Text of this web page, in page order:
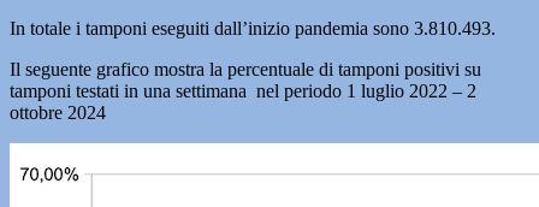
In totale i tamponi eseguiti dall’inizio pandemia sono 3.810.493.
Il seguente grafico mostra la percentuale di tamponi positivi su
tamponi testati in una settimana nel periodo 1 luglio 2022 – 2
ottobre 2024